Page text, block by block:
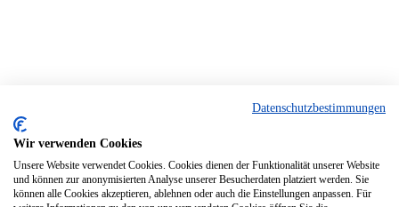
Datenschutzbestimmungen
Wir verwenden Cookies
Unsere Website verwendet Cookies. Cookies dienen der Funktionalität unserer Website
und können zur anonymisierten Analyse unserer Besucherdaten platziert werden. Sie
können alle Cookies akzeptieren, ablehnen oder auch die Einstellungen anpassen. Für